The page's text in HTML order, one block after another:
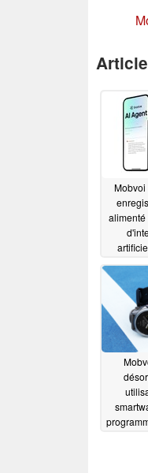
Mobvoi
alimenté